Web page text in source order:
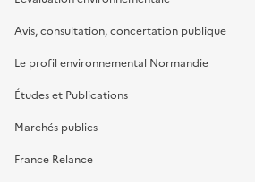
Avis, consultation, concertation publique
Le profil environnemental Normandie
Études et Publications
Marchés publics
France Relance